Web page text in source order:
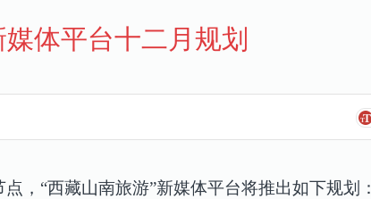
体平台十二月规划
，“西藏山南旅游”新媒体平台将推出如下规划：